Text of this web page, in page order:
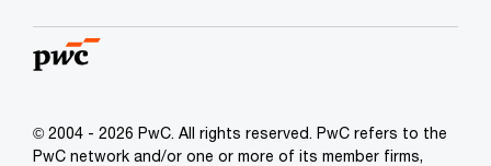
© 2004 - 2026 PwC. All rights reserved. PwC refers to the
PwC network and/or one or more of its member firms,